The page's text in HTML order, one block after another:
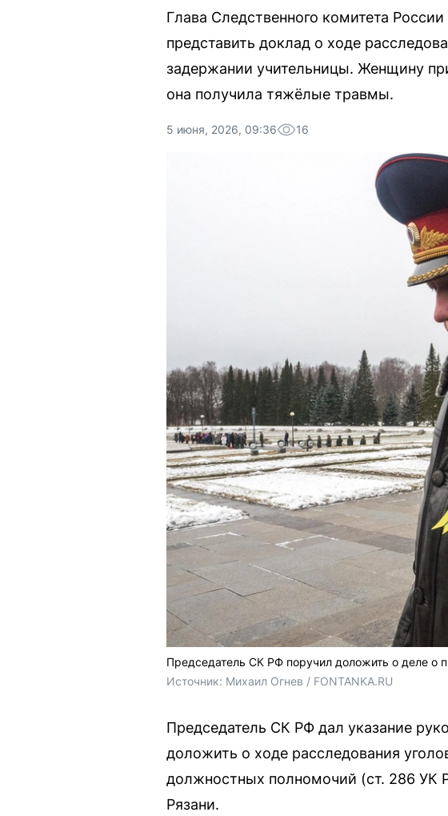
Глава Следственного комитета
представить доклад о ходе
задержании учительницы. Женщину
она получила тяжёлые травмы.
5 июня, 2026, 09:36 16
Председатель СК РФ поручил доложить о деле о
Источник: Михаил Огнев / FONTANKA.RU
Председатель СК РФ дал указание
доложить о ходе расследования
должностных полномочий (ст. 286 УК
Рязани.